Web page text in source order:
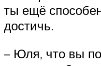
ты ещё
достичь.
– Юля, что вы